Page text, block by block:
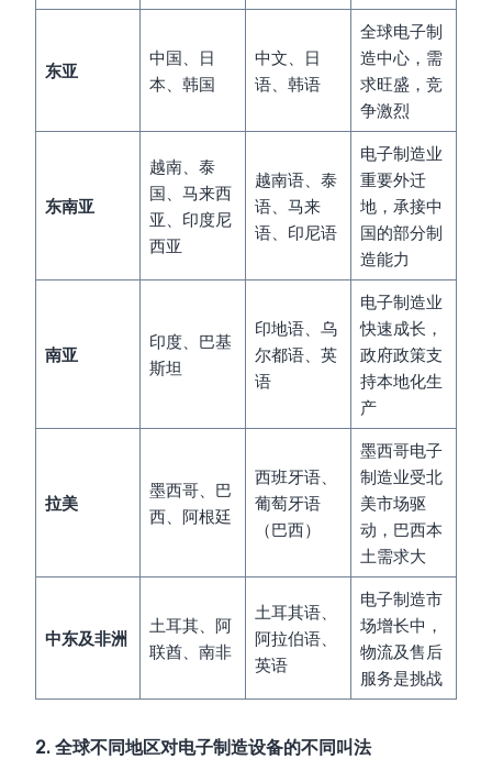
东亚
中国、日
本、韩国
中文、日
语、韩语
全球电子制
造中心，需
求旺盛，竞
争激烈
东南亚
越南、泰
国、马来西
亚、印度尼
西亚
越南语、泰
语、马来
语、印尼语
电子制造业
重要外迁
地，承接中
国的部分制
造能力
南亚
印度、巴基
斯坦
印地语、乌
尔都语、英
语
电子制造业
快速成长，
政府政策支
持本地化生
产
拉美
墨西哥、巴
西、阿根廷
西班牙语、
葡萄牙语
（巴西）
墨西哥电子
制造业受北
美市场驱
动，巴西本
土需求大
中东及非洲
土耳其、阿
联酋、南非
土耳其语、
阿拉伯语、
英语
电子制造市
场增长中，
物流及售后
服务是挑战
2. 全球不同地区对电子制造设备的不同叫法